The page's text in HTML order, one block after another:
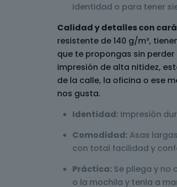
identidad o para tener
Calidad y detalles con
resistente de 140 g/m²,
que te propongas sin
impresión de alta nitidez,
de la calle, la oficina o ese
nos gusta.
Identidad: Impresión
Comodidad: Asas
con total facilidad y
Práctica: Se pliega y no
o la mochila y tenla a